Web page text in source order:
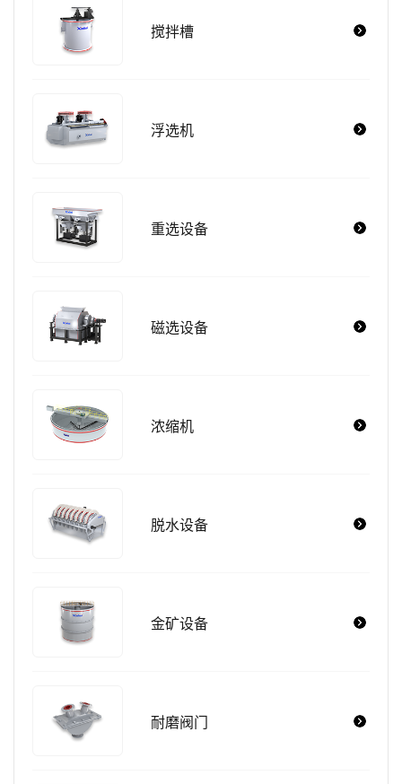
搅拌槽
浮选机
重选设备
磁选设备
浓缩机
脱水设备
金矿设备
耐磨阀门